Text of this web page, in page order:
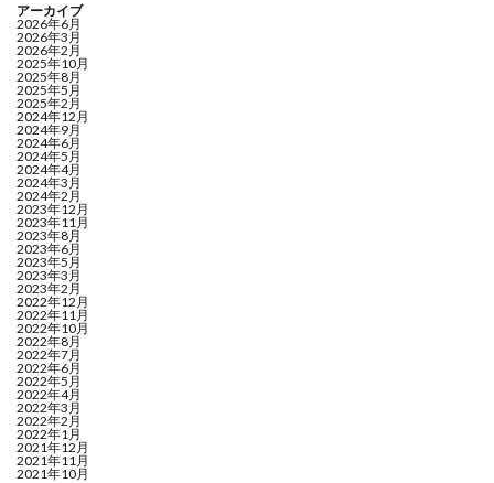
アーカイブ
2026年6月
2026年3月
2026年2月
2025年10月
2025年8月
2025年5月
2025年2月
2024年12月
2024年9月
2024年6月
2024年5月
2024年4月
2024年3月
2024年2月
2023年12月
2023年11月
2023年8月
2023年6月
2023年5月
2023年3月
2023年2月
2022年12月
2022年11月
2022年10月
2022年8月
2022年7月
2022年6月
2022年5月
2022年4月
2022年3月
2022年2月
2022年1月
2021年12月
2021年11月
2021年10月